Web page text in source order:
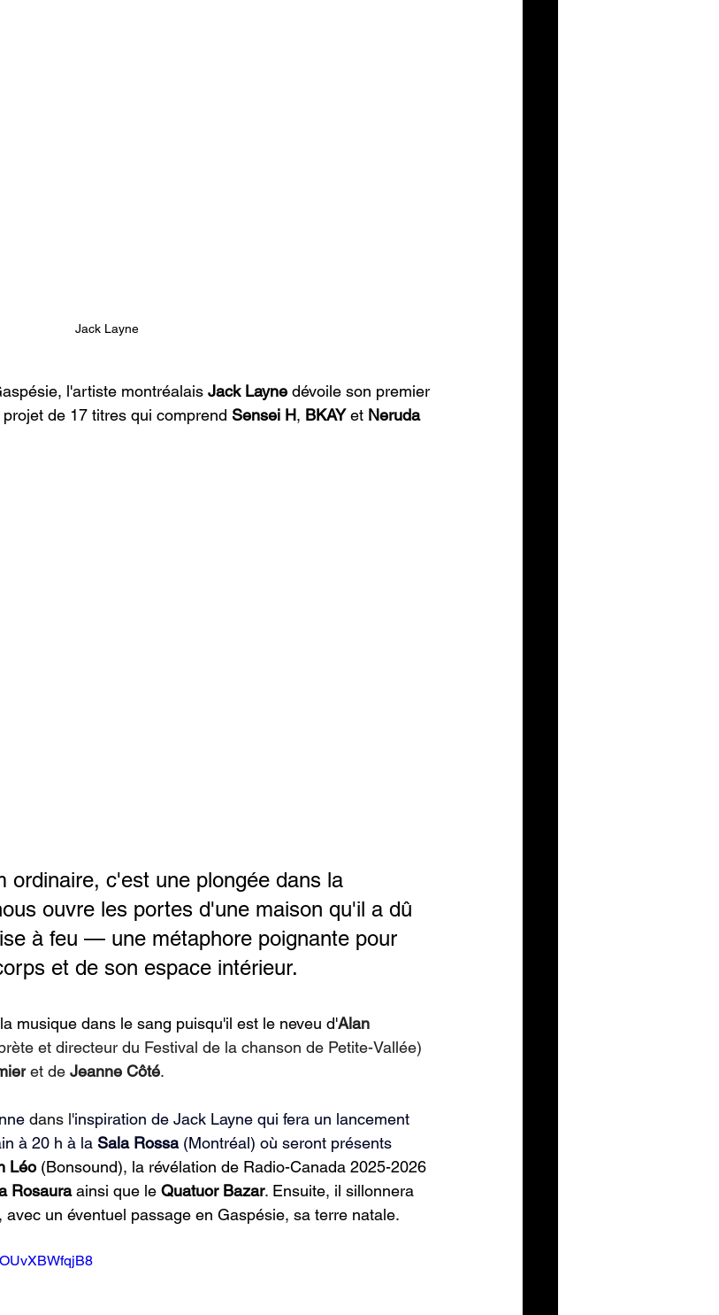
Jack Layne
l'artiste montréalais Jack Layne dévoile son premier
de 17 titres qui comprend Sensei H, BKAY et Neruda
ordinaire, c'est une plongée dans la
ouvre les portes d'une maison qu'il a dû
à feu — une métaphore poignante pour
et de son espace intérieur.
musique dans le sang puisqu'il est le neveu d'Alan
et directeur du Festival de la chanson de Petite-Vallée)
et de Jeanne Côté.
dans l'inspiration de Jack Layne qui fera un lancement
à 20 h à la Sala Rossa (Montréal) où seront présents
Léo (Bonsound), la révélation de Radio-Canada 2025-2026
Rosaura ainsi que le Quatuor Bazar. Ensuite, il sillonnera
un éventuel passage en Gaspésie, sa terre natale.